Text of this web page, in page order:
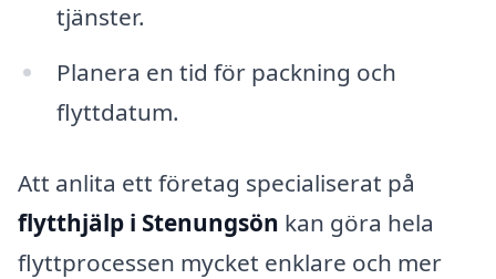
tjänster.
Planera en tid för packning och
flyttdatum.
Att anlita ett företag specialiserat på
flytthjälp i Stenungsön kan göra hela
flyttprocessen mycket enklare och mer